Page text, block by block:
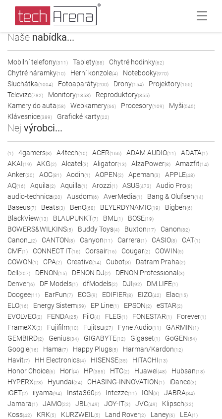
Naše nabídka...
Mobilní telefony(311) Tablety(88) Chytré hodinky(62)
Chytré náramky(10) Herní konzole(4) Notebooky(970)
Sluchátka(1004) Fotoaparáty(200) Drony(154) Projektory(155)
Televize(782) Monitory(1353) Reproduktory(855)
Kamery do auta(58) Webkamery(66) Procesory(109) Myši(545)
Klávesnice(389) Grafické karty(22)
Nej výrobci...
(1) 4gamers(8) A4tech(10) ACER(166) ADAM AUDIO(11) ADATA(1)
AKAI(19) AKG(2) Alcatel (3) Aligator(13) AlzaPower(8) Amazfit(14)
Anker(20) AOC(81) Aodin(1) AOPEN(2) Apeman(3) APPLE(48)
AQ(16) Aquila(2) Aquilla(1) Arozzi(1) ASUS(473) Audio Pro(8)
audio-technica(20) Ausdom(6) AverMedia(1) Bang & Olufsen(14)
Baseus(7) Beats(3) BenQ(68) BEYERDYNAMIC(19) Bigben(6)
BlackView(13) BLAUPUNKT(7) BML (1) BOSE(19)
BOWERS&WILKINS(5) Buddy Toys(4) Buxton(17) Canon(82)
Canon_ (2) CANTON(8) Canyon(11) Carrera(1) CASIO(8) CAT(1)
CMF(1) CONNECT IT(16) Corsair(16) Cougar(2) COWIN(5)
COWON(1) CPA(2) Creative(14) Cubot(8) Datram Praha(2)
Dell (207) DENON(15) DENON DJ(2) DENON Professional (3)
Denver(6) DF Models(1) dfModels(2) DJI(92) DM.LIFE(1)
Doogee(11) EarFun(7) ECG(9) EDIFIER(8) EIZO(42) Elac(15)
ELO(16) Energy Sistem(59) EP Line(1) EPSON(2) eSTAR(2)
EVOLVEO(2) FENDA(25) FiiO(4) FLEG(1) FONESTAR(1) Forever(1)
FrameXX(3) Fujifilm(10) Fujitsu(27) Fyne Audio(11) GARMIN(1)
GEMBIRD(2) Genius(34) GIGABYTE(12) Gigaset(1) GoGEN(54)
Google(16) Hama(7) Happy Plugs(5) Harman/Kardon(12)
Havit(7) HH Electronics(4) HISENSE(35) HITACHI(13)
Honor Choice(6) Hori(4) HP(385) HTC(2) Huawei(48) Hubsan(18)
HYPERX(23) Hyundai(24) CHASING-INNOVATION(1) iDance(3)
iGET(2) iiyama(94) Insta360(2) Intezze(11) ION(3) JABRA(34)
Jamara(1) JAMO(22) JBL (149) JOY-IT(3) JVC(49) Klipsch(32)
Koss(42) KRK(5) KURZWEIL (5) Land Rover(2) Laney(6) LEA(1)